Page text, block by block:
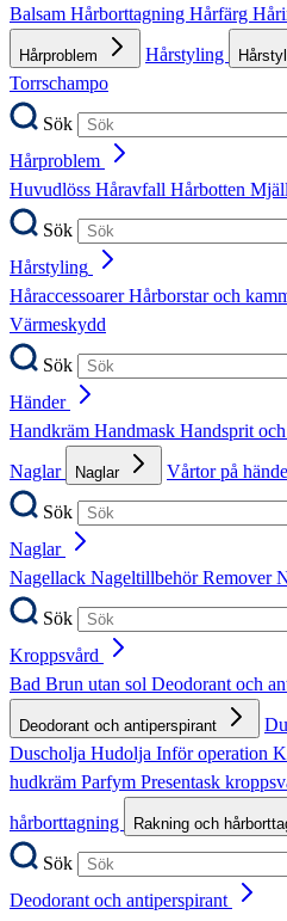
Balsam Hårborttagning Hårfärg
Hårproblem Hårstyling
Torrschampo
Sök
Hårproblem
Huvudlöss Håravfall Hårbotten
Sök
Hårstyling
HåraccessoarerHårborstar och
Värmeskydd
Sök
Händer
Handkräm Handmask Handsprit
Naglar
Naglar Vårtor på
Sök
Naglar
Nagellack NageltillbehörRemover
Sök
Kroppsvård
Bad Brun utan sol Deodorant och
Deodorant och antiperspirant
Duscholja Hudolja Inför operation
hudkräm Parfym Presentask
hårborttagning
Rakning och
Sök
Deodorant och antiperspirant